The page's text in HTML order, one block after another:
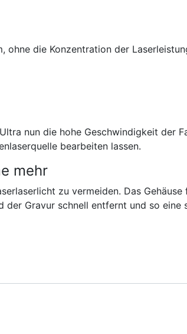
die Konzentration der
nun die hohe Geschwindigkeit der
bearbeiten lassen.
mehr
zu vermeiden. Das
der Gravur schnell entfernt und so eine